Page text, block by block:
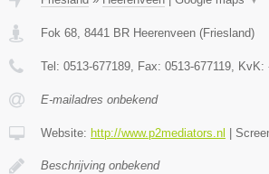
Fok 68, 8441 BR Heerenveen (Friesland)
Tel: 0513-677189, Fax: 0513-677119, KvK:
E-mailadres onbekend
Website: http://www.p2mediators.nl
Beschrijving onbekend